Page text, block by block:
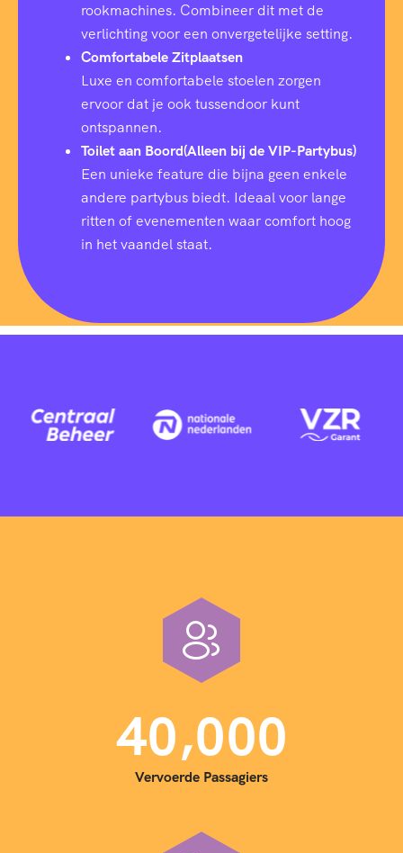
rookmachines. Combineer dit met de
verlichting voor een onvergetelijke setting.
Comfortabele Zitplaatsen
Luxe en comfortabele stoelen zorgen
ervoor dat je ook tussendoor kunt
ontspannen.
Toilet aan Boord(Alleen bij de VIP-Partybus)
Een unieke feature die bijna geen enkele
andere partybus biedt. Ideaal voor lange
ritten of evenementen waar comfort hoog
in het vaandel staat.
40,000
Vervoerde Passagiers